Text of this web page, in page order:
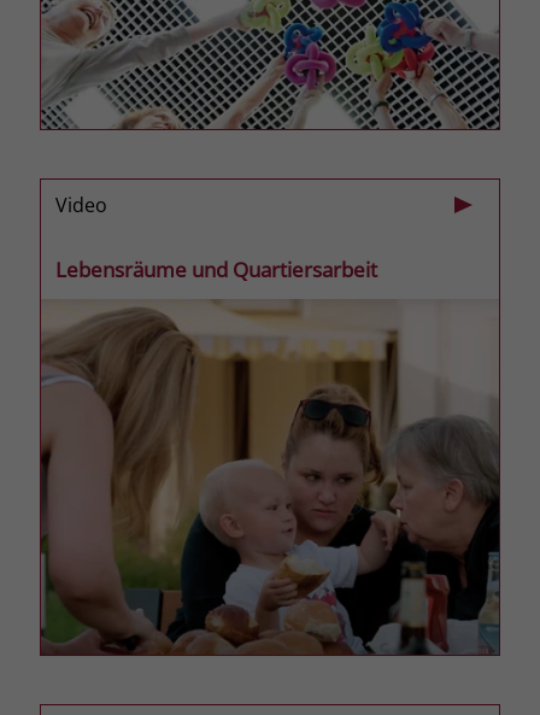
Video
Lebensräume und Quartiersarbeit
Name _fbp
Anbieter Facebook
Der Zweck von _fbp ist vollständig auf
Cookie ist ein Erstanbieter-Cookie, d. h.
Facebook platziert es, während ein
Verbraucher auf Facebook ist. Dieses
Cookie verfolgt die Besuche eines
Nutzers auf verschiedenen Websites
und meldet dieses Verhalten an
Facebook. Facebook kann dann die
gesammelten Daten nutzen, um den
Nutzer besser zu verstehen und
bessere, relevantere Werbung zu
zeigen. Das _fbp-Cookie sammelt keine
persönlich identifizierbaren
Informationen und wird von Facebook
nur platziert, um Daten an das
Unternehmen zurückzusenden.